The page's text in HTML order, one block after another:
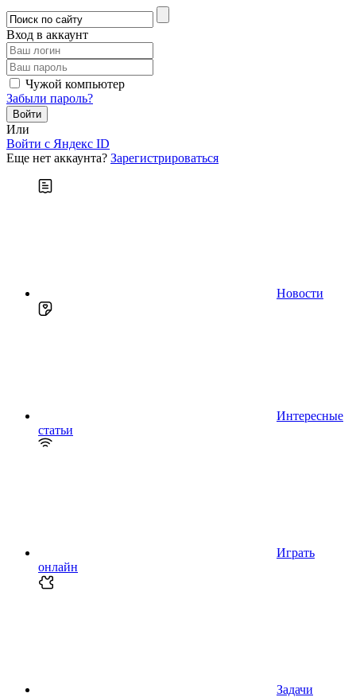
Вход в аккаунт
Чужой компьютер
Забыли пароль?
Или
Войти c Яндекс ID
Еще нет аккаунта? Зарегистрироваться
Новости
Интересные
статьи
Играть
онлайн
Задачи